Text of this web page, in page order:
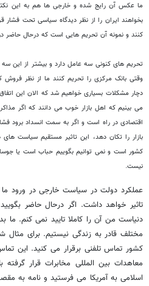
ما عکس آن رایج شده و خارجی ‏ها هم به این
بخواهند ایران را از نظر دیدگاه سیاسی تحت فشار
کنند و نمونه آن تحریم ‏هایی است که درحال حاضر
تحریم‏ های کنونی سه عامل دارد و بیشتر از این
وقتی بانک مرکزی را تحریم کنند ما از نظر
دچار مشکلات بسیاری خواهیم شد که الان این اتفاق
می ‏بینیم که اهل بازار خوب می ‏دانند که اگر
اقتصادی در راه است و اگر به سمت انسداد برود
بازار را تکان دهد، این تاثیر مستقیم سیاست
کشور است و نمی‏ توانیم بگوییم حباب است یا
نیست.
عملکرد دولت در سیاست خارجی در ورود ما
تاثیر خواهد داشت. اگر درحال حاضر
دنیاست من آن را کاملا تایید نمی ‏کنم.
مختلف قادر به زندگی نیستیم. برای مثال
کشور تماس تلفنی برقرار می ‏کنید. این
معاهدات بین المللی مخابرات قرار
اسلامی به آمریکا می ‏فرستید و نامه به